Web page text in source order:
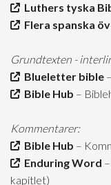
Luthers tyska
Flera spanska
Grundtexten -
Blueletter bible
Bible Hub –
Kommentarer:
Bible Hub –
Enduring Word
kapitlet)